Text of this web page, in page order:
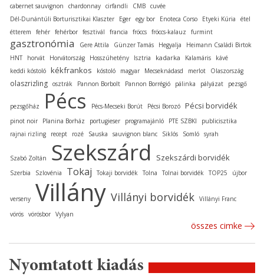
cabernet sauvignon chardonnay cirfandli CMB cuvée
Dél-Dunántúli Borturisztikai Klaszter
Eger egy bor Enoteca Corso Etyeki Kúria
étel
étterem
fehér fehérbor fesztivál francia fröccs fröccs-kalauz furmint
gasztronómia Gere Attila Günzer Tamás Hegyalja
Heimann Családi Birtok
HNT
horvát Horvátország Hosszúhetény Isztria kadarka Kalamáris
kávé
keddi kóstoló kékfrankos kóstoló magyar Mecseknádasd merlot Olaszország
olaszrizling osztrák Pannon Borbolt Pannon Borrégió pálinka pályázat pezsgő
pezsgőház Pécs Pécs-Mecseki Borút Pécsi Borozó Pécsi borvidék
pinot noir Planina Borház portugieser programajánló PTE SZBKI
publicisztika
rajnai rizling
recept rozé Sauska sauvignon blanc Siklós Somló syrah
Szabó Zoltán Szekszárd Szekszárdi borvidék
Szerbia Szlovénia Tokaj Tokaji borvidék Tolna Tolnai borvidék TOP25 újbor
verseny Villány Villányi borvidék Villányi Franc
vörös vörösbor Vylyan
összes cimke
Nyomtatott kiadás